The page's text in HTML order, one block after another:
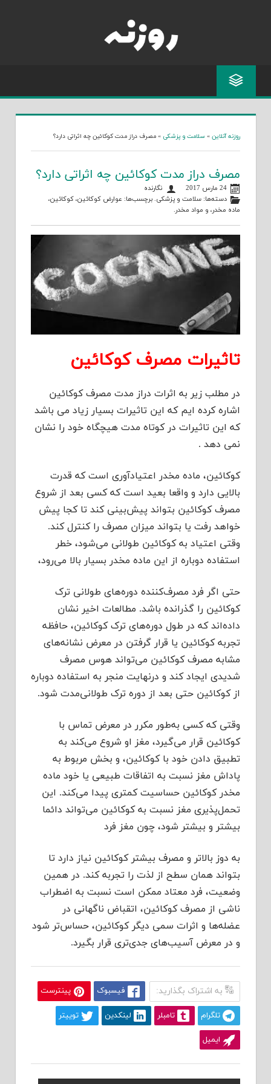
روزنه آنلاین » سلامت و پزشکی » مصرف دراز مدت کوکائین چه اثراتی دارد؟
مصرف دراز مدت کوکائین چه اثراتی دارد؟
24 مارس 2017
نگارنده
دسته‌ها:سلامت و پزشکی. برچسب‌ها: عوارض کوکائین،کوکائین،
ماده مخدر، و مواد مخدر.
تاثیرات مصرف کوکائین
در مطلب زیر به اثرات دراز مدت مصرف کوکائین
اشاره کرده ایم که این تاثیرات بسیار زیاد می باشد
که این تاثیرات در کوتاه مدت هیچگاه خود را نشان
نمی دهد .
کوکائین، ماده مخدر اعتیادآوری است که قدرت
بالایی دارد و واقعا بعید است که کسی بعد از شروع
مصرف کوکائین بتواند پیش‌بینی کند تا کجا پیش
خواهد رفت یا بتواند میزان مصرف را کنترل کند.
وقتی اعتیاد به کوکائین طولانی می‌شود، خطر
استفاده دوباره از این ماده مخدر بسیار بالا می‌رود،
حتی اگر فرد مصرف‌کننده دوره‌های طولانی ترک
کوکائین را گذرانده باشد. مطالعات اخیر نشان
داده‌اند که در طول دوره‌های ترک کوکائین، حافظه
تجربه کوکائین یا قرار گرفتن در معرض نشانه‌های
مشابه مصرف کوکائین می‌تواند هوس مصرف
شدیدی ایجاد کند و درنهایت منجر به استفاده دوباره
از کوکائین حتی بعد از دوره ترک طولانی‌مدت شود.
وقتی که کسی به‌طور مکرر در معرض تماس با
کوکائین قرار می‌گیرد، مغز او شروع می‌کند به
تطبیق دادن خود با کوکائین، و بخش مربوط به
پاداش مغز نسبت به اتفاقات طبیعی یا خود ماده
مخدر کوکائین حساسیت کمتری پیدا می‌کند. این
تحمل‌پذیری مغز نسبت به کوکائین می‌تواند دائما
بیشتر و بیشتر شود، چون مغز فرد
به دوز بالاتر و مصرف بیشتر کوکائین نیاز دارد تا
بتواند همان سطح از لذت را تجربه کند. در همین
وضعیت، فرد معتاد ممکن است نسبت به اضطراب
ناشی از مصرف کوکائین، اتقباض ناگهانی در
عضله‌ها و اثرات سمی دیگر کوکائین، حساس‌تر شود
و در معرض آسیب‌های جدی‌تری قرار بگیرد.
به اشتراک بگذارید: فیسبوک پینترست
تلگرام تامبلر لینکدین توییتر
ایمیل